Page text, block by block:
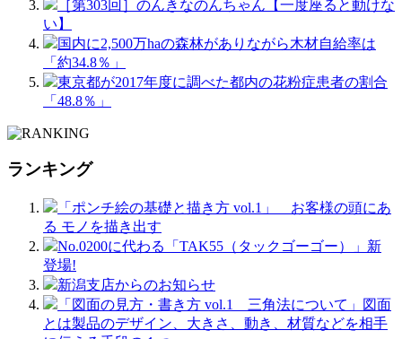
［第303回］のんきなのんちゃん【一度座ると動けな
い】
国内に2,500万haの森林がありながら木材自給率は
「約34.8％」
東京都が2017年度に調べた都内の花粉症患者の割合
「48.8％」
ランキング
「ポンチ絵の基礎と描き方 vol.1」 お客様の頭にあ
る モノを描き出す
No.0200に代わる「TAK55（タックゴーゴー）」新
登場!
新潟支店からのお知らせ
「図面の見方・書き方 vol.1 三角法について」図面
とは製品のデザイン、大きさ、動き、材質などを相手